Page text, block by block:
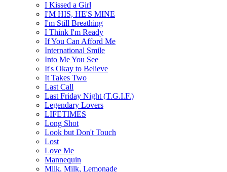
I Kissed a Girl
I'M HIS, HE'S MINE
I'm Still Breathing
I Think I'm Ready
If You Can Afford Me
International Smile
Into Me You See
It's Okay to Believe
It Takes Two
Last Call
Last Friday Night (T.G.I.F.)
Legendary Lovers
LIFETIMES
Long Shot
Look but Don't Touch
Lost
Love Me
Mannequin
Milk, Milk, Lemonade